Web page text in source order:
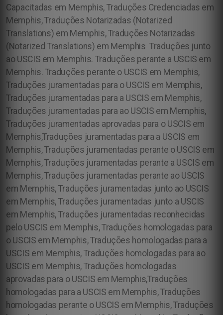
Capacitadas em Memphis, Traduções Credenciadas em
Memphis, Traduções Notarizadas (Notarized
Translations) em Memphis, Traduções Notarizadas
(Notarized Translations) em Memphis Traduções junto
ao USCIS em Memphis. Traduções perante a USCIS em
Memphis. Traduções perante o USCIS em Memphis,
Traduções juramentadas para o USCIS em Memphis,
Traduções juramentadas para a USCIS em Memphis,
Traduções juramentadas para ao USCIS em Memphis,
Traduções juramentadas aprovadas para o USCIS em
Memphis,Traduções juramentadas para a USCIS em
Memphis, Traduções juramentadas perante o USCIS em
Memphis, Traduções juramentadas perante a USCIS em
Memphis, Traduções juramentadas perante ao USCIS
em Memphis, Traduções juramentadas junto ao USCIS
em Memphis, Traduções juramentadas junto a USCIS
em Memphis, Traduções juramentadas reconhecidas
pelo USCIS em Memphis, Traduções homologadas para
o USCIS em Memphis, Traduções homologadas para a
USCIS em Memphis, Traduções homologadas para ao
USCIS em Memphis, Traduções homologadas
aprovadas para o USCIS em Memphis,Traduções
homologadas para a USCIS em Memphis, Traduções
homologadas perante o USCIS em Memphis, Traduções